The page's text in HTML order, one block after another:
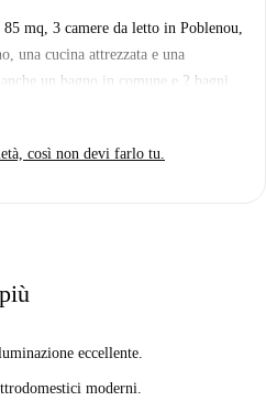
mq, 3 camere da letto in Poblenou,
una cucina attrezzata e una
un bagno in comune e 2 bagni
in tutto.
così non devi farlo tu.
eccellente.
moderni.